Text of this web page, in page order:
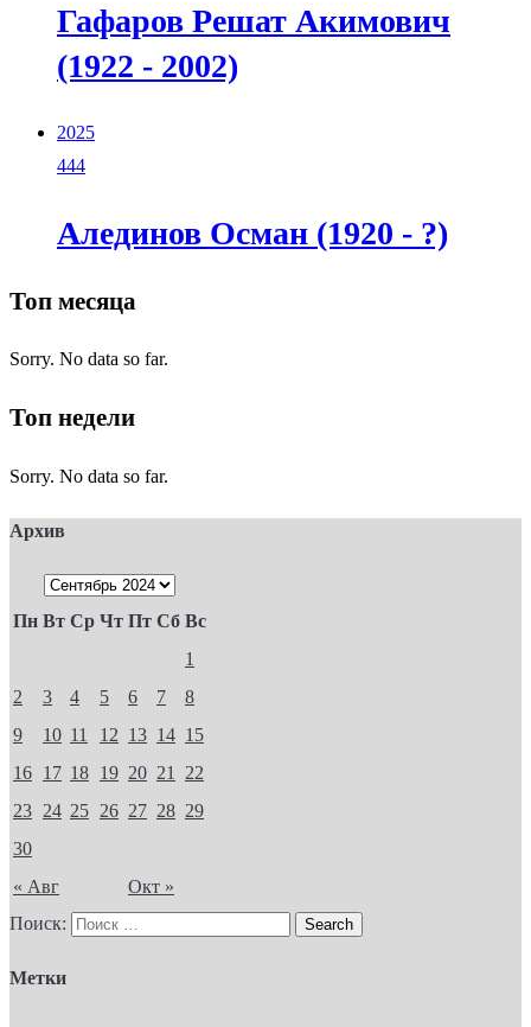
Гафаров Решат Акимович
(1922 - 2002)
2025
444
Алединов Осман (1920 - ?)
Топ месяца
Sorry. No data so far.
Топ недели
Sorry. No data so far.
Архив
Пн Вт Ср Чт Пт Сб Вс
« Авг Окт »
1
2
3 4 5 6 7
8
9
10 11 12 13 14 15
16 17 18 19 20 21
22
23 24 25 26 27 28 29
30
Поиск:
Метки